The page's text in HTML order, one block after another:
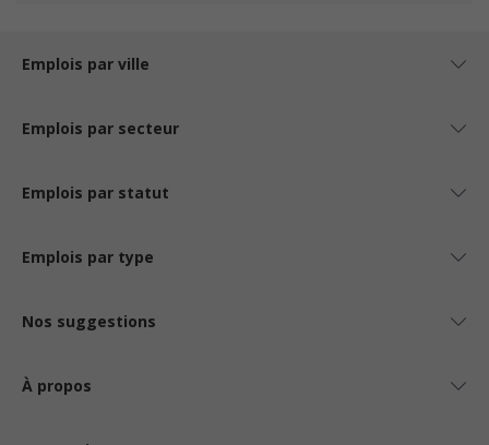
Emplois par ville
Emplois par secteur
Emplois par statut
Emplois par type
Nos suggestions
À propos